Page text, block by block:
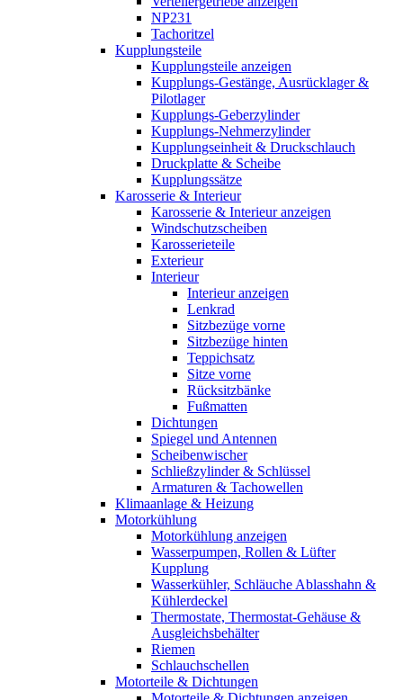
NP231
Tachoritzel
Kupplungsteile
Kupplungsteile anzeigen
Kupplungs-Gestänge, Ausrücklager &
Pilotlager
Kupplungs-Geberzylinder
Kupplungs-Nehmerzylinder
Kupplungseinheit & Druckschlauch
Druckplatte & Scheibe
Kupplungssätze
Karosserie & Interieur
Karosserie & Interieur anzeigen
Windschutzscheiben
Karosserieteile
Exterieur
Interieur
Interieur anzeigen
Lenkrad
Sitzbezüge vorne
Sitzbezüge hinten
Teppichsatz
Sitze vorne
Rücksitzbänke
Fußmatten
Dichtungen
Spiegel und Antennen
Scheibenwischer
Schließzylinder & Schlüssel
Armaturen & Tachowellen
Klimaanlage & Heizung
Motorkühlung
Motorkühlung anzeigen
Wasserpumpen, Rollen & Lüfter
Kupplung
Wasserkühler, Schläuche Ablasshahn &
Kühlerdeckel
Thermostate, Thermostat-Gehäuse &
Ausgleichsbehälter
Riemen
Schlauchschellen
Motorteile & Dichtungen